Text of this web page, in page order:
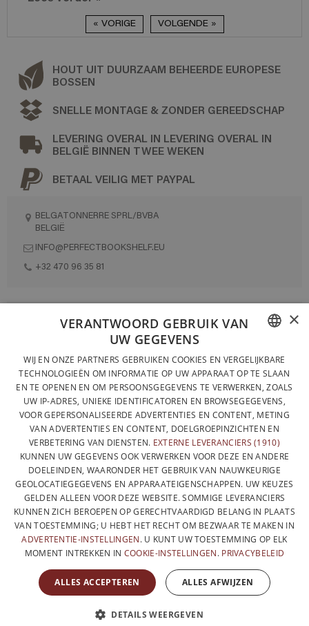
« VORIGE VOLGENDE »
HOUT UIT DUURZAAM BEHEERDE EUROPESE
BOSSEN
SNELLE MONTAGE & ZONDER GEREEDSCHAP
LEVERING OVERAL IN LEVERING OVERAL IN
BELGIË BINNEN TWEE WEKEN
BETAAL VEILIG MET PAYPAL
BELGATONNERRE SPRL/BVBA
BELGIË
INFO@PERFECTBOOKSHELF.EU
+32 470 96 35 81
VOLLEDIG ONTWORPEN EN GEPRODUCEERD IN BELGIË
PRIVACYBELEID
ALGEMENE VERKOOPVOORWAARDEN
SITEMAP
FRENCH
DUTCH
ENGLISH
×
VERANTWOORD GEBRUIK VAN
UW GEGEVENS
WIJ EN ONZE PARTNERS GEBRUIKEN COOKIES EN VERGELIJKBARE
TECHNOLOGIEËN OM INFORMATIE OP UW APPARAAT OP TE SLAAN
EN TE OPENEN EN OM PERSOONSGEGEVENS TE VERWERKEN, ZOALS
UW IP-ADRES, UNIEKE IDENTIFICATOREN EN BROWSEGEGEVENS,
VOOR GEPERSONALISEERDE ADVERTENTIES EN CONTENT, METING
VAN ADVERTENTIES EN CONTENT, DOELGROEPINZICHTEN EN
VERBETERING VAN DIENSTEN. EXTERNE LEVERANCIERS (1910)
KUNNEN UW GEGEVENS OOK VERWERKEN VOOR DEZE EN ANDERE
DOELEINDEN, WAARONDER HET GEBRUIK VAN NAUWKEURIGE
GEOLOCATIEGEGEVENS EN APPARAATEIGENSCHAPPEN. UW KEUZES
GELDEN ALLEEN VOOR DEZE WEBSITE. SOMMIGE LEVERANCIERS
KUNNEN ZICH BEROEPEN OP GERECHTVAARDIGD BELANG IN PLAATS
VAN TOESTEMMING; U HEBT HET RECHT OM BEZWAAR TE MAKEN IN
ADVERTENTIE-INSTELLINGEN. U KUNT UW TOESTEMMING OP ELK
MOMENT INTREKKEN IN COOKIE-INSTELLINGEN. PRIVACYBELEID
ALLES ACCEPTEREN ALLES AFWIJZEN
DETAILS WEERGEVEN